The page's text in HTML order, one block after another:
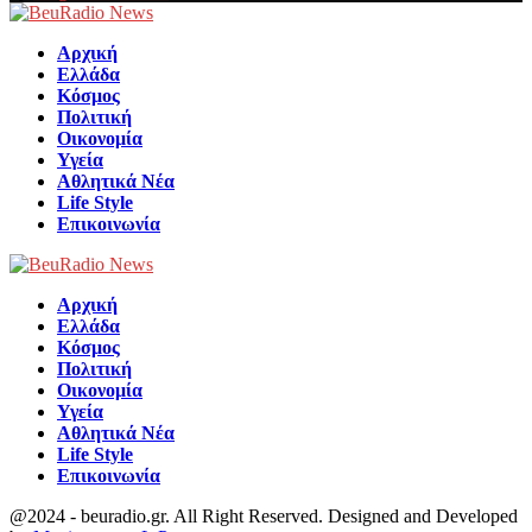
Αρχική
Ελλάδα
Κόσμος
Πολιτική
Οικονομία
Υγεία
Αθλητικά Νέα
Life Style
Επικοινωνία
Αρχική
Ελλάδα
Κόσμος
Πολιτική
Οικονομία
Υγεία
Αθλητικά Νέα
Life Style
Επικοινωνία
@2024 - beuradio.gr. All Right Reserved. Designed and Developed